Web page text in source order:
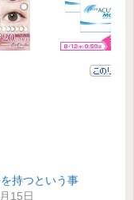
持つという事
15日